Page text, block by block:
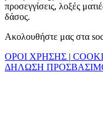
προσεγγίσεις, λοξές
δάσος.
Ακολουθήστε μας στα
ΟΡΟΙ ΧΡΗΣΗΣ |
ΔΗΛΩΣΗ